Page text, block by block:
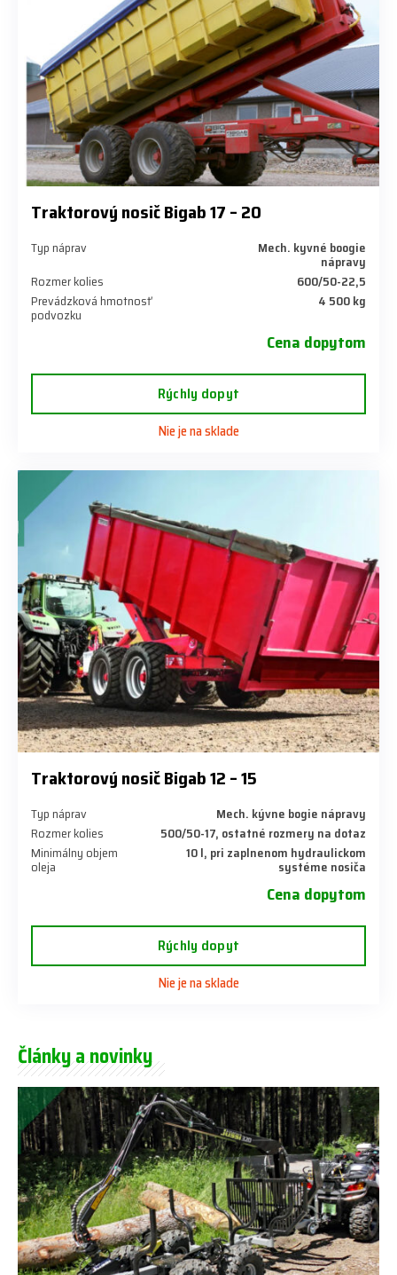
Traktorový nosič Bigab 17 – 20
Typ náprav Mech. kyvné boogie
nápravy
Rozmer kolies
600/50-22,5
Prevádzková hmotnosť
podvozku
4 500 kg
Cena dopytom
Rýchly dopyt
Nie je na sklade
Traktorový nosič Bigab 12 – 15
Typ náprav
Mech. kývne bogie nápravy
Rozmer kolies
500/50-17, ostatné rozmery na dotaz
Minimálny objem
oleja
10 l, pri zaplnenom hydraulickom
systéme nosiča
Cena dopytom
Rýchly dopyt
Nie je na sklade
Články a novinky